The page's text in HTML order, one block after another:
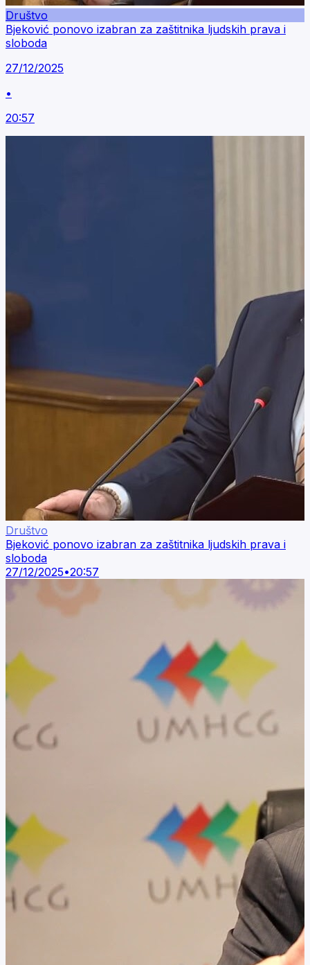
Društvo
Bjeković ponovo izabran za zaštitnika ljudskih prava i
sloboda
27/12/2025
•
20:57
Društvo
Bjeković ponovo izabran za zaštitnika ljudskih prava i
sloboda
27/12/2025•20:57